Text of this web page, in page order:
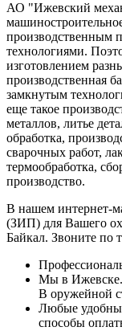
АО "Ижевский
производственным
технологиями.
изготовлением
производственная
замкнутым
еще такое
металлов, литье
обработка,
сварочных работ,
термообработка,
производство.
В нашем интернет-
(ЗИП) для Вашего
Байкал. Звоните по
Мы в Ижевске.
В оружейной
Любые
способы